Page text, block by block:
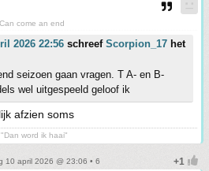
Can come an end
2026 22:56 schreef Scorpion_17 het
seizoen gaan vragen. T A- en B-
wel uitgespeeld geloof ik
afzien soms
word ik haai"
10 april 2026 @ 23:06 • 6